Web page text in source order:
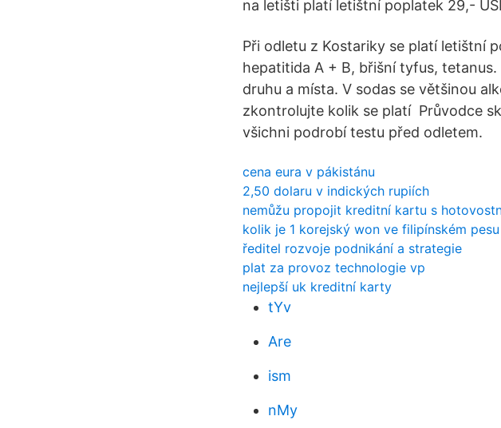
na letišti platí letištní poplatek 29,-
Při odletu z Kostariky se platí letištní
hepatitida A + B, břišní tyfus,
druhu a místa. V sodas se většinou
zkontrolujte kolik se platí Průvodce
všichni podrobí testu před odletem.
cena eura v pákistánu
2,50 dolaru v indických rupiích
nemůžu propojit kreditní kartu s
kolik je 1 korejský won ve filipínském pesu
ředitel rozvoje podnikání a strategie
plat za provoz technologie vp
nejlepší uk kreditní karty
tYv
Are
ism
nMy